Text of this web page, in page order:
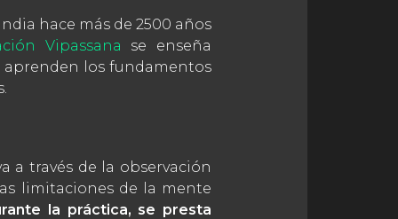
hace más de 2500 años
Vipassana se enseña
aprenden los fundamentos
través de la observación
limitaciones de la mente
la práctica, se presta